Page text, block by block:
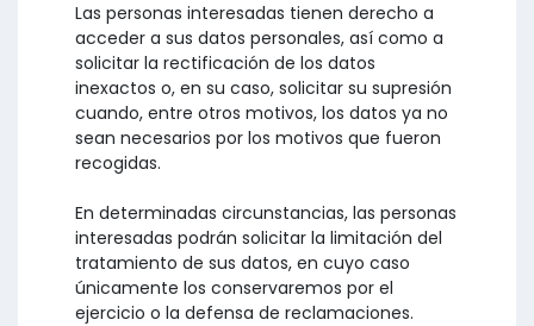
Las personas interesadas tienen derecho a
acceder a sus datos personales, así como a
solicitar la rectificación de los datos
inexactos o, en su caso, solicitar su supresión
cuando, entre otros motivos, los datos ya no
sean necesarios por los motivos que fueron
recogidas.
En determinadas circunstancias, las personas
interesadas podrán solicitar la limitación del
tratamiento de sus datos, en cuyo caso
únicamente los conservaremos por el
ejercicio o la defensa de reclamaciones.